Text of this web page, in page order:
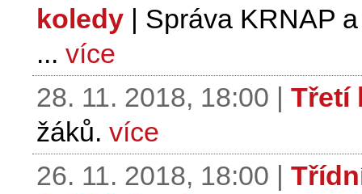
koledy | Správa KRNAP
... více
28. 11. 2018, 18:00 | Třetí
žáků. více
26. 11. 2018, 18:00 |